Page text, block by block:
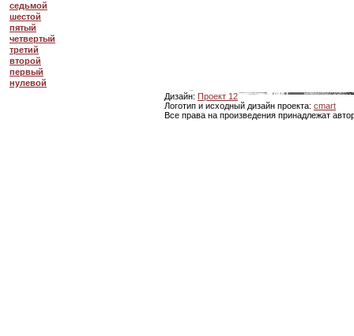
седьмой
шестой
пятый
четвертый
третий
второй
первый
нулевой
Дизайн: Проект 12
Логотип и исходный дизайн проекта: cmart
Все права на произведения принадлежат